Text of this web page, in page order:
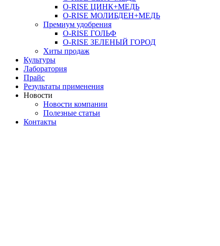
O-RISE ЦИНК+МЕДЬ
O-RISE МОЛИБДЕН+МЕДЬ
Премиум удобрения
O-RISE ГОЛЬФ
O-RISE ЗЕЛЕНЫЙ ГОРОД
Хиты продаж
Культуры
Лаборатория
Прайс
Результаты применения
Новости
Новости компании
Полезные статьи
Контакты